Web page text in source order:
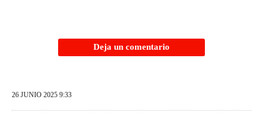
Deja un comentario
26 JUNIO 2025 9:33